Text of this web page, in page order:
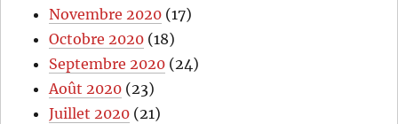
Novembre 2020 (17)
Octobre 2020 (18)
Septembre 2020 (24)
Août 2020 (23)
Juillet 2020 (21)